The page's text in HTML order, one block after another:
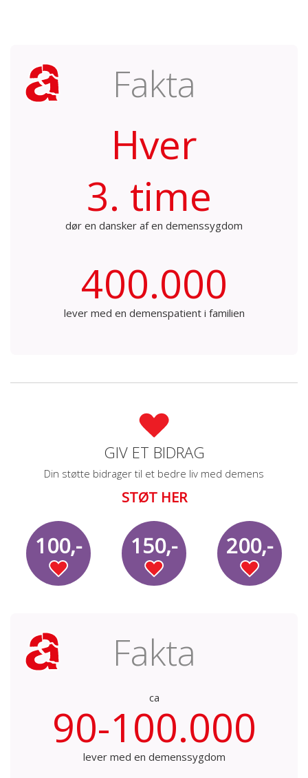
Fakta
Hver
3. time
dør en dansker af en demenssygdom
400.000
lever med en demenspatient i familien
GIV ET BIDRAG
Din støtte bidrager til et bedre liv med demens
STØT HER
100,- 150,- 200,-
Fakta
ca
90-100.000
lever med en demenssygdom